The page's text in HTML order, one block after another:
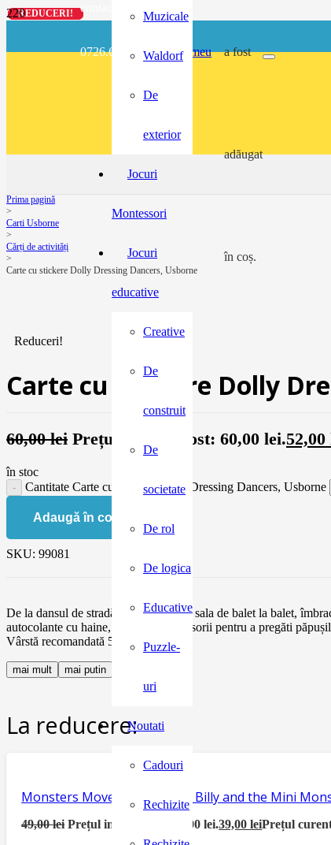
contact@buzunarel.ro
0726.697.486 meu a fost
adăugat
în coș.
Muzicale
Waldorf
De
exterior
Jocuri
Montessori
Jocuri
educative
Creative
De
construit
De
societate
De rol
De logica
Educative
Puzzle-
uri
Noutati
Cadouri
Rechizite
Prima pagină
>
Carti Usborne
>
Cărți de activități
>
Carte cu stickere Dolly Dressing Dancers, Usborne
Reduceri!
Carte cu stickere Dolly
60,00lei Prețul inițial a fost: 60,00 lei.52,00
în stoc
Cantitate Carte cu stickere Dolly Dressing Dancers, Usborne
Adaugă în coș
SKU: 99081
De la dansul de stradă la samba, de la sala de balet la balet,
autocolante cu haine, costume și accesorii pentru a pregăti
Vârstă recomandată 5 ani +
mai mult mai putin
La reducere:
REDUCERI!
Monsters Move House, seria Billy and the Mini
49,00lei Prețul inițial a fost: 49,00 lei.39,00leiPrețul
REDUCERI!
REDUCERI!
REDUCERI!